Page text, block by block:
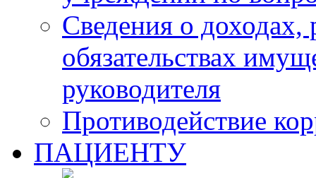
Сведения о доходах,
обязательствах
руководителя
Противодействие
ПАЦИЕНТУ